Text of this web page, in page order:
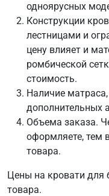
одноярусных
Конструкции
лестницами и
цену влияет и
ромбической
стоимость.
Наличие
дополнительных
Объема заказа.
оформляете, тем
товара.
Цены на кровати для
товара.